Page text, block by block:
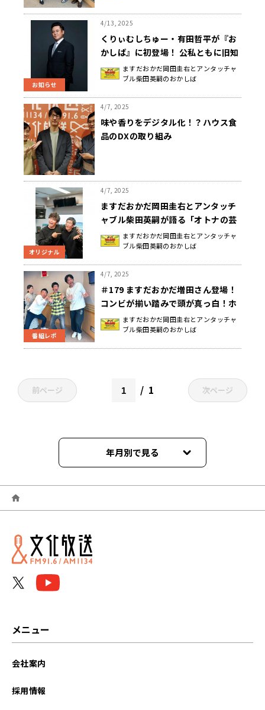
お知らせ
4/13, 2025
くりぃむしちゅー・有田哲平が『お
かしば』に初登場！ 公私ともに旧知
の仲である3人がスペシャルウィーク
に集結!!
ますだおかだ岡田圭右とアンタッチャ
ブル柴田英嗣のおかしば
4/7, 2025
味や香りをデジタル化！？ハウス食
品のDXの取り組み
オリジナル
4/7, 2025
ますだおかだ岡田圭右とアンタッチ
ャブル柴田英嗣が語る「オトナの芸
人論」。『おかしば』インタビュー
ますだおかだ岡田圭右とアンタッチャ
ブル柴田英嗣のおかしば
番組レポ
4/7, 2025
＃179 ますだおかだ増田さん登場！
コンビが揃い踏みで頭が真っ白！ホ
ンマかいなだった日曜地獄
ますだおかだ岡田圭右とアンタッチャ
ブル柴田英嗣のおかしば
前ページ 1 次ページ
年月別で見る
2026年03月
2026年02月
2026年01月
メニュー
会社案内
採用情報